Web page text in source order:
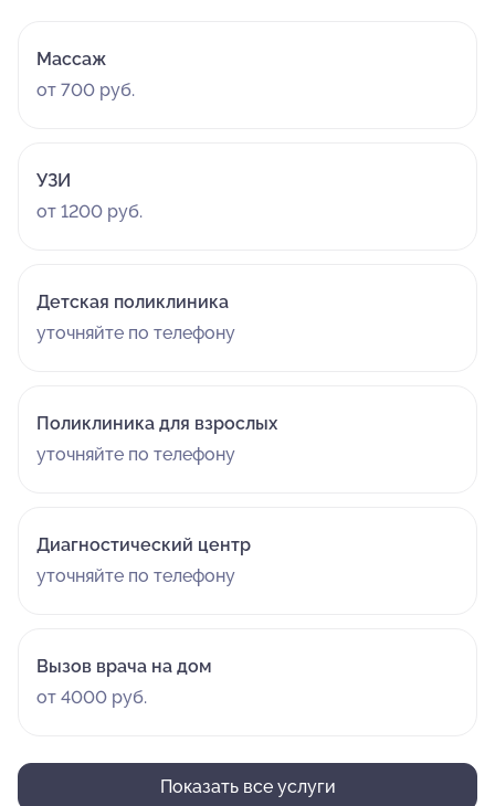
Массаж
от 700 руб.
УЗИ
от 1200 руб.
Детская поликлиника
уточняйте по телефону
Поликлиника для взрослых
уточняйте по телефону
Диагностический центр
уточняйте по телефону
Вызов врача на дом
от 4000 руб.
Показать все услуги